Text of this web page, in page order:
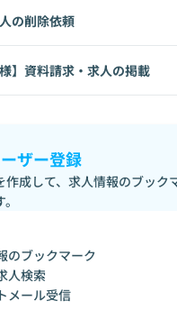
の削除依頼
】資料請求・求人の掲載
ザー登録
作成して、求人情報のブック
のブックマーク
人検索
メール受信